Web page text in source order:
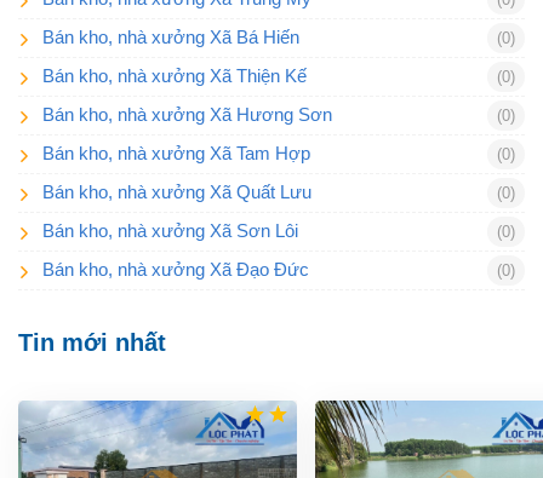
Bán kho, nhà xưởng Xã Bá Hiến (0)
Bán kho, nhà xưởng Xã Thiện Kế (0)
Bán kho, nhà xưởng Xã Hương Sơn (0)
Bán kho, nhà xưởng Xã Tam Hợp (0)
Bán kho, nhà xưởng Xã Quất Lưu (0)
Bán kho, nhà xưởng Xã Sơn Lôi (0)
Bán kho, nhà xưởng Xã Đạo Đức (0)
Tin mới nhất